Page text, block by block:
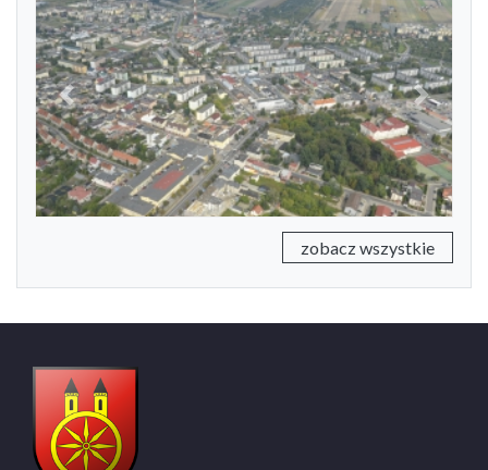
Previous Next
zobacz wszystkie